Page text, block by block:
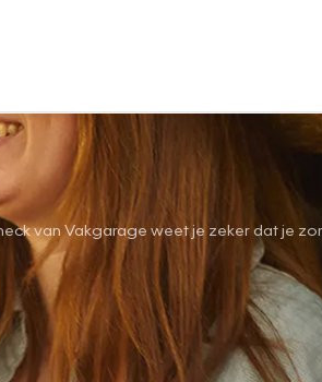
van Vakgarage weet je zeker dat je